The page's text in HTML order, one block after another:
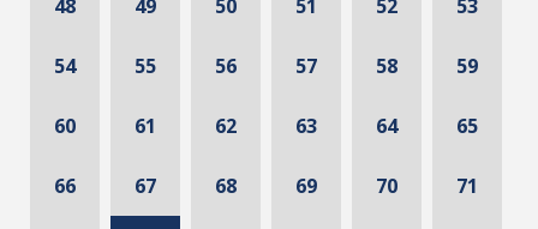
48 49 50 51 52 53
54 55 56 57 58 59
60 61 62 63 64 65
66 67 68 69 70 71